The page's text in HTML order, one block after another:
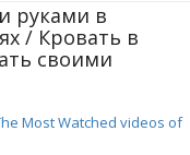
руками в
/ Кровать в
своими
Most Watched videos of